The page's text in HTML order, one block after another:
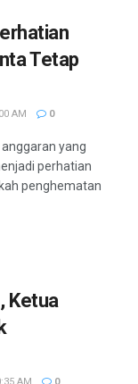
Tetap
AM 0
anggaran yang
perhatian
penghematan
Ketua